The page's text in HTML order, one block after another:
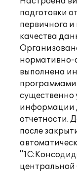
подготовки
первичного
качества
выполнена
программами
существенно
информации
отчетности.
после
центральной